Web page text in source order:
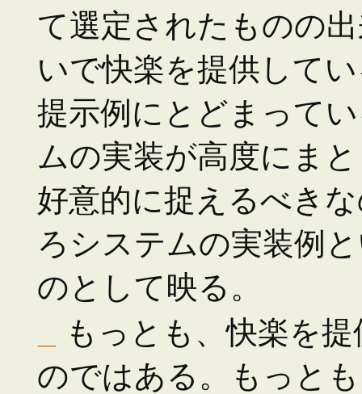
て選定されたものの
いで快楽を提供して
提示例にとどまって
ムの実装が高度にま
好意的に捉えるべき
ろシステムの実装例
のとして映る。
もっとも、快楽を
のではある。もっと